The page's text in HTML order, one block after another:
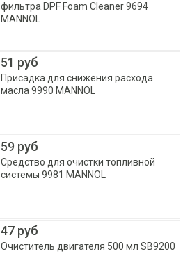
фильтра DPF Foam Cleaner 9694
MANNOL
51 руб
Присадка для снижения расхода
масла 9990 MANNOL
59 руб
Средство для очистки топливной
системы 9981 MANNOL
47 руб
Очиститель двигателя 500 мл SB9200